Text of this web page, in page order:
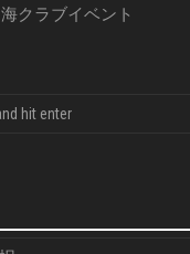
海クラブイベント